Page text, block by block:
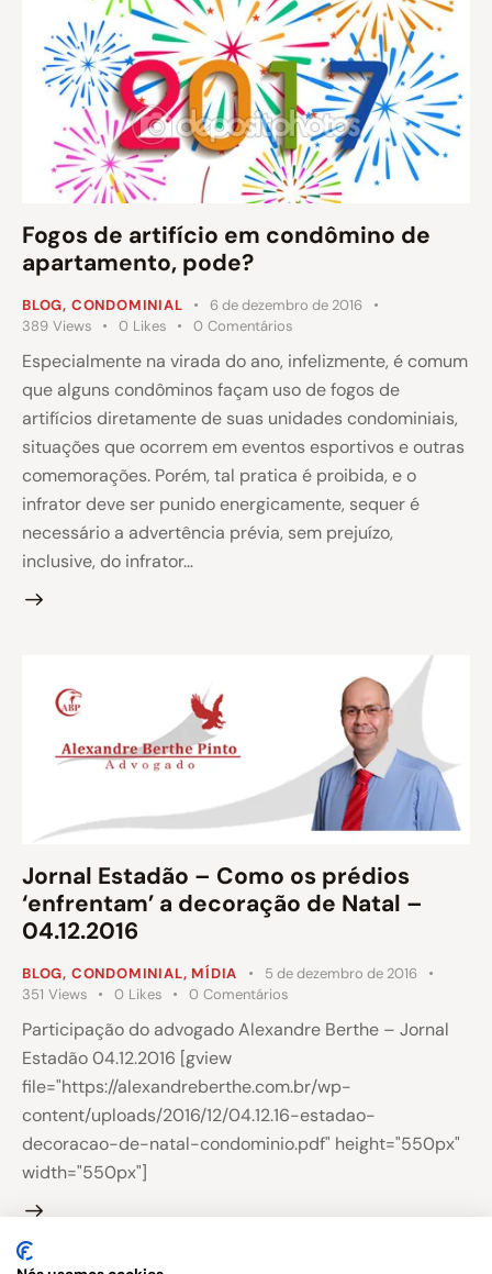
Fogos de artifício em condômino de
apartamento, pode?
BLOG, CONDOMINIAL
6 de dezembro de 2016
389 Views 0 Likes 0 Comentários
Especialmente na virada do ano, infelizmente, é comum
que alguns condôminos façam uso de fogos de
artifícios diretamente de suas unidades condominiais,
situações que ocorrem em eventos esportivos e outras
comemorações. Porém, tal pratica é proibida, e o
infrator deve ser punido energicamente, sequer é
necessário a advertência prévia, sem prejuízo,
inclusive, do infrator…
Jornal Estadão – Como os prédios
‘enfrentam’ a decoração de Natal –
04.12.2016
BLOG, CONDOMINIAL, MÍDIA
5 de dezembro de 2016
351 Views 0 Likes 0 Comentários
Participação do advogado Alexandre Berthe – Jornal
Estadão 04.12.2016 [gview
file="https://alexandreberthe.com.br/wp-
content/uploads/2016/12/04.12.16-estadao-
decoracao-de-natal-condominio.pdf" height="550px"
width="550px"]